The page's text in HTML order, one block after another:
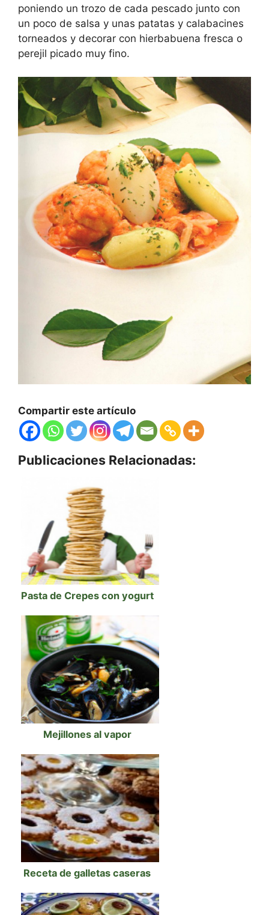
poniendo un trozo de cada pescado junto con
un poco de salsa y unas patatas y calabacines
torneados y decorar con hierbabuena fresca o
perejil picado muy fino.
Compartir este artículo
Publicaciones Relacionadas:
Pasta de Crepes con yogurt
Mejillones al vapor
Receta de galletas caseras